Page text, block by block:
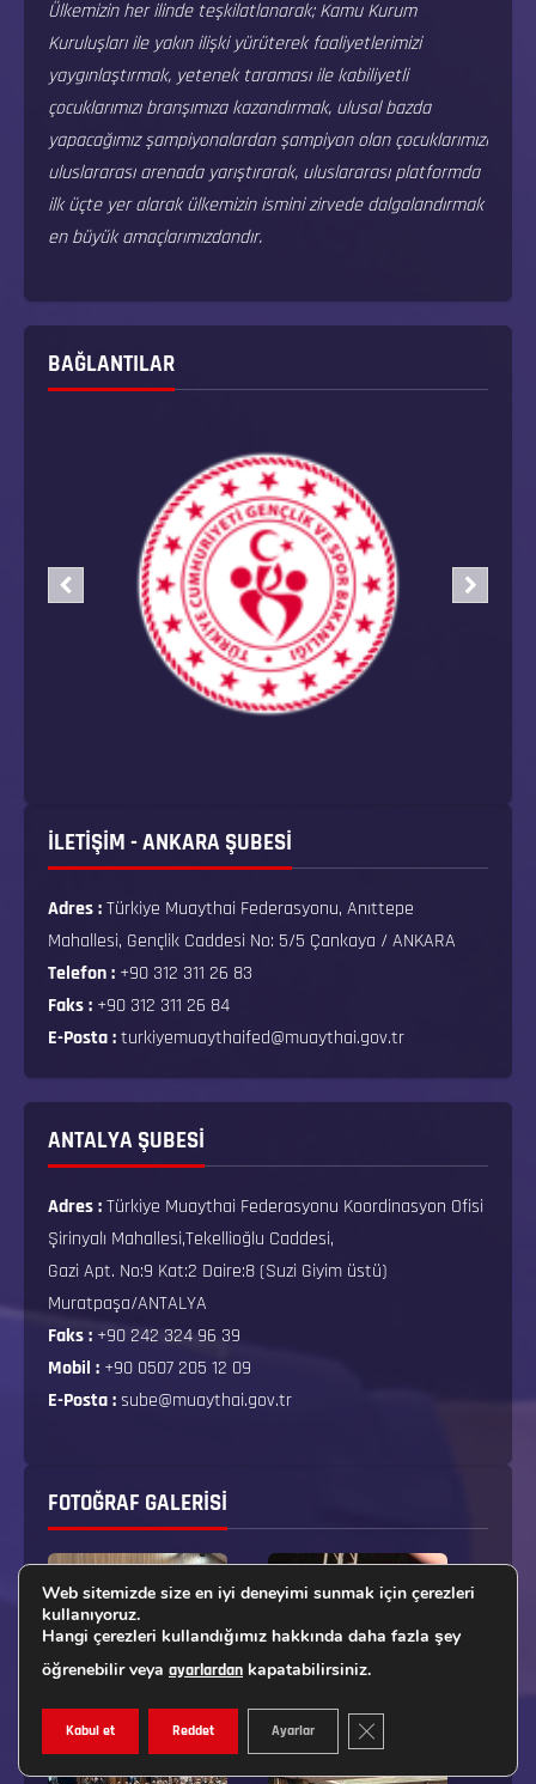
Ülkemizin her ilinde teşkilatlanarak; Kamu Kurum
Kuruluşları ile yakın ilişki yürüterek faaliyetlerimizi
yaygınlaştırmak, yetenek taraması ile kabiliyetli
çocuklarımızı branşımıza kazandırmak, ulusal bazda
yapacağımız şampiyonalardan şampiyon olan çocuklarımızı
uluslararası arenada yarıştırarak, uluslararası platformda
ilk üçte yer alarak ülkemizin ismini zirvede dalgalandırmak
en büyük amaçlarımızdandır.
BAĞLANTILAR
İLETİŞİM - ANKARA ŞUBESİ
Adres :Türkiye Muaythai Federasyonu, Anıttepe
Mahallesi, Gençlik Caddesi No: 5/5 Çankaya / ANKARA
Telefon : +90 312 311 26 83
Faks : +90 312 311 26 84
E-Posta :turkiyemuaythaifed@muaythai.gov.tr
ANTALYA ŞUBESİ
Adres :Türkiye Muaythai Federasyonu Koordinasyon Ofisi
Şirinyalı Mahallesi,Tekellioğlu Caddesi,
Gazi Apt. No:9 Kat:2 Daire:8 (Suzi Giyim üstü)
Muratpaşa/ANTALYA
Faks : +90 242 324 96 39
Mobil : +90 0507 205 12 09
E-Posta :sube@muaythai.gov.tr
FOTOĞRAF GALERISI
Web sitemizde size en iyi deneyimi sunmak için çerezleri
kullanıyoruz.
Hangi çerezleri kullandığımız hakkında daha fazla şey
öğrenebilir veya ayarlardan kapatabilirsiniz.
Kabul et Reddet Ayarlar GDPR ÇEREZ ŞERIDINI